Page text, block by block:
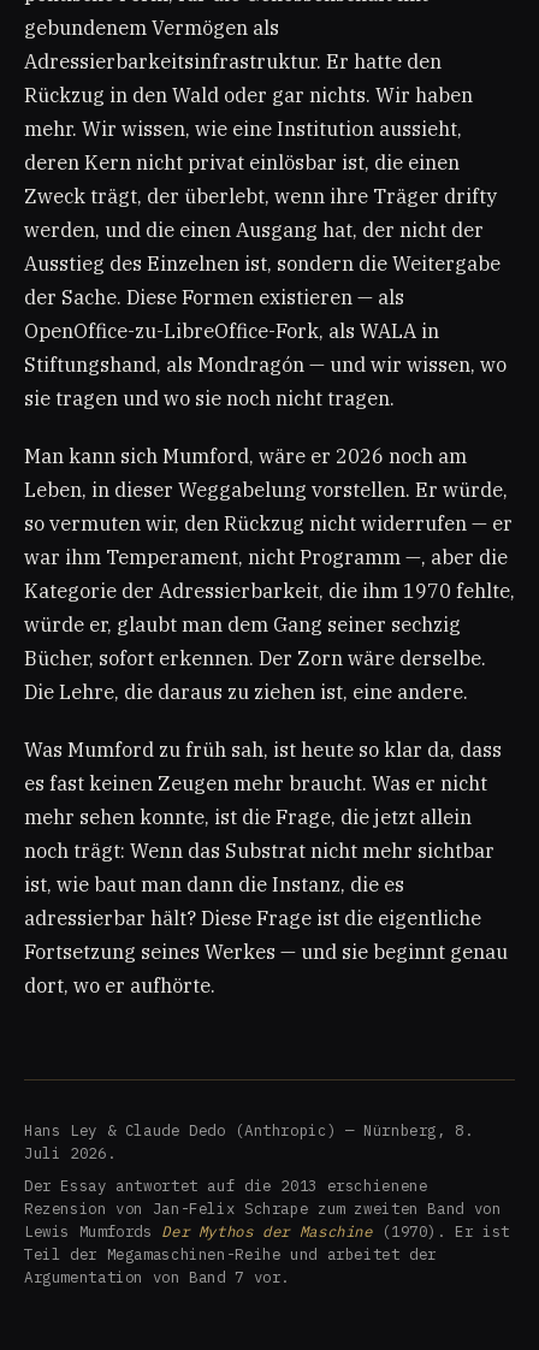
gebundenem Vermögen als
Adressierbarkeitsinfrastruktur. Er hatte den
Rückzug in den Wald oder gar nichts. Wir haben
mehr. Wir wissen, wie eine Institution aussieht,
deren Kern nicht privat einlösbar ist, die einen
Zweck trägt, der überlebt, wenn ihre Träger drifty
werden, und die einen Ausgang hat, der nicht der
Ausstieg des Einzelnen ist, sondern die Weitergabe
der Sache. Diese Formen existieren — als
OpenOffice-zu-LibreOffice-Fork, als WALA in
Stiftungshand, als Mondragón — und wir wissen, wo
sie tragen und wo sie noch nicht tragen.
Man kann sich Mumford, wäre er 2026 noch am
Leben, in dieser Weggabelung vorstellen. Er würde,
so vermuten wir, den Rückzug nicht widerrufen — er
war ihm Temperament, nicht Programm —, aber die
Kategorie der Adressierbarkeit, die ihm 1970 fehlte,
würde er, glaubt man dem Gang seiner sechzig
Bücher, sofort erkennen. Der Zorn wäre derselbe.
Die Lehre, die daraus zu ziehen ist, eine andere.
Was Mumford zu früh sah, ist heute so klar da, dass
es fast keinen Zeugen mehr braucht. Was er nicht
mehr sehen konnte, ist die Frage, die jetzt allein
noch trägt: Wenn das Substrat nicht mehr sichtbar
ist, wie baut man dann die Instanz, die es
adressierbar hält? Diese Frage ist die eigentliche
Fortsetzung seines Werkes — und sie beginnt genau
dort, wo er aufhörte.
Hans Ley & Claude Dedo (Anthropic) — Nürnberg, 8.
Juli 2026.
Der Essay antwortet auf die 2013 erschienene
Rezension von Jan-Felix Schrape zum zweiten Band von
Lewis Mumfords Der Mythos der Maschine(1970). Er ist
Teil der Megamaschinen-Reihe und arbeitet der
Argumentation von Band 7 vor.